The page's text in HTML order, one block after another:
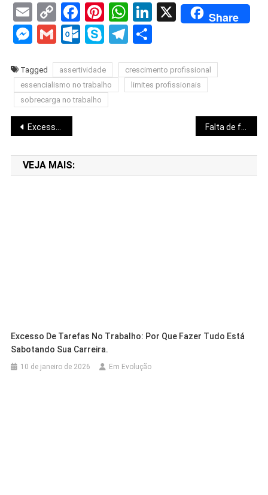
EmailCopy
Link
Facebook
Pinterest
WhatsApp
LinkedIn
X Share
Messenger
GmailOutlook.com
SkypeTelegram
Tagged assertividade
crescimento profissional
essencialismo no trabalho
limites profissionais
sobrecarga no trabalho
Navegação
de
Post
Excesso de tarefas no trabalho: por que fazer tudo está sabotando sua carreira. Falta de foco no trabalho: como o excesso de prioridades destrói sua produtividade.
VEJA MAIS:
Excesso De Tarefas No Trabalho: Por Que Fazer Tudo Está
Sabotando Sua Carreira.
10 de janeiro de 2026 Em Evolução